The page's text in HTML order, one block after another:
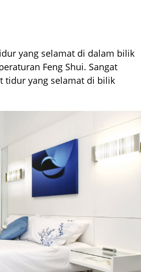
yang selamat di dalam bilik
Feng Shui. Sangat
tidur yang selamat di bilik